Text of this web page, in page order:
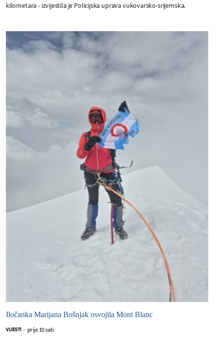
kilometara - izvijestila je Policijska uprava vukovarsko-srijemska.
Iločanka Marijana Bošnjak osvojila Mont Blanc
VIJESTI - prije 10 sati